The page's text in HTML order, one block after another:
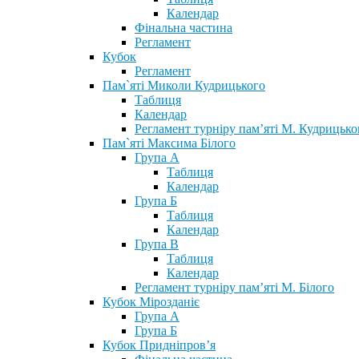
Календар
Фінальна частина
Регламент
Кубок
Регламент
Пам`яті Миколи Кудрицького
Таблиця
Календар
Регламент турніру пам’яті М.
Пам`яті Максима Білого
Група А
Таблиця
Календар
Група Б
Таблиця
Календар
Група В
Таблиця
Календар
Регламент турніру пам’яті М. Білого
Кубок Мірозданіє
Група А
Група Б
Кубок Придніпров’я